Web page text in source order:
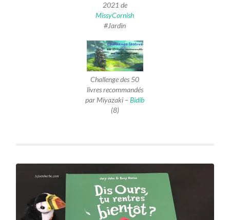
2021 de
MissyCornish
#Jardin
Challenge des 50
livres recommandés
par Miyazaki –Bidib
(8)